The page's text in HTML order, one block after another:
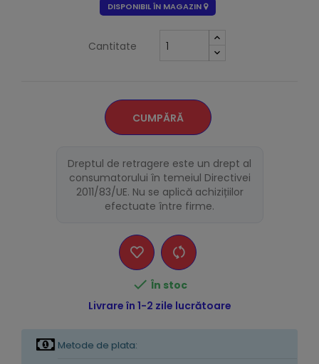
DISPONIBIL ÎN MAGAZIN
Cantitate
CUMPĂRĂ
Dreptul de retragere este un drept al
consumatorului în temeiul Directivei
2011/83/UE. Nu se aplică achizițiilor
efectuate între firme.
 În stoc
Livrare în 1-2 zile lucrătoare
Metode de plata: